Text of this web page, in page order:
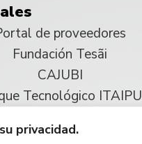
privacidad.
de proveedores
Fundación Tesãi
CAJUBI
Tecnológico ITAIPU